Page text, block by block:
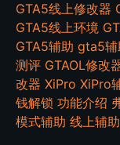
GTA5线上修改器
GTA5线上环境
GTA5辅助 gta5辅
测评 GTAOL修改
改器 XiPro XiPro
钱解锁 功能介绍
模式辅助 线上辅